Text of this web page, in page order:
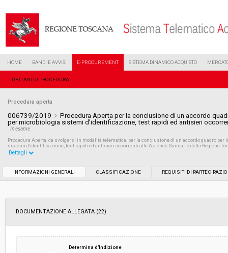
HOME BANDI E AVVISI E-PROCUREMENT SISTEMA DINAMICO ACQUISTO
DETTAGLIO PROCEDURA
Procedura aperta
006739/2019
Procedura Aperta per la conclusione di un accordo
per microbiologia sistemi d’identificazione, test rapidi ed antisieri
In esame
Procedura Aperta, da svolgersi in modalità telematica, per la conclusione di un accordo quadro
sistemi d’identificazione, test rapidi ed antisieri occorrenti alle Aziende Sanitarie della Regione
Data pubblicazione:
Svolgimento:
Dettagli
INFORMAZIONI GENERALI CLASSIFICAZIONE REQUISITI DI
DOCUMENTAZIONE ALLEGATA (22)
Determina d'Indizione